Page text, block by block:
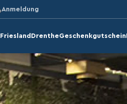
Anmeldung
Friesland DrentheGeschenkgutschein